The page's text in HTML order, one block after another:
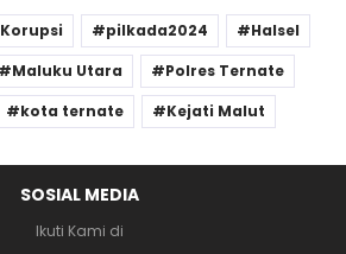
Korupsi pilkada2024
Halsel
Maluku Utara
Polres Ternate
kota ternate Kejati Malut
SOSIAL MEDIA
Ikuti Kami di